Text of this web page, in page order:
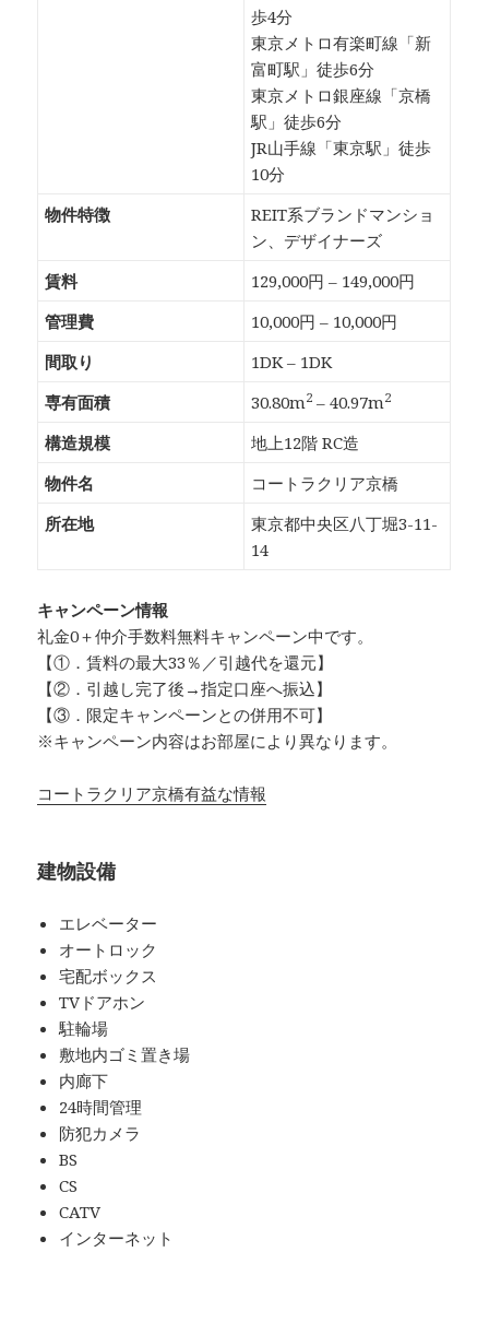
歩4分
東京メトロ有楽町線「新
富町駅」徒歩6分
東京メトロ銀座線「京橋
駅」徒歩6分
JR山手線「東京駅」徒歩
10分
物件特徴
REIT系ブランドマンショ
ン、デザイナーズ
賃料
129,000円 – 149,000円
管理費
10,000円 – 10,000円
間取り
1DK – 1DK
専有面積
30.80m2 – 40.97m2
構造規模
地上12階 RC造
物件名
コートラクリア京橋
所在地
東京都中央区八丁堀3-11-
14
キャンペーン情報
礼金0＋仲介手数料無料キャンペーン中です。
【①．賃料の最大33％／引越代を還元】
【②．引越し完了後→指定口座へ振込】
【③．限定キャンペーンとの併用不可】
※キャンペーン内容はお部屋により異なります。
コートラクリア京橋有益な情報
建物設備
エレベーター
オートロック
宅配ボックス
TVドアホン
駐輪場
敷地内ゴミ置き場
内廊下
24時間管理
防犯カメラ
BS
CS
CATV
インターネット